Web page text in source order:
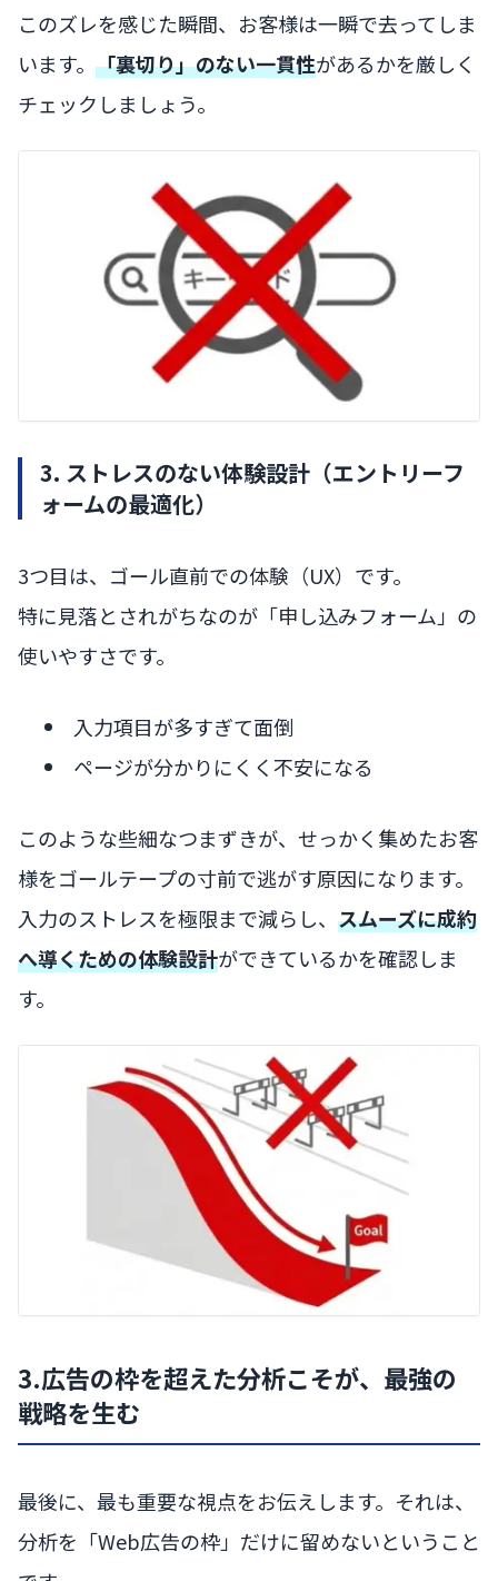
このズレを感じた瞬間、お客様は一瞬で去ってしま
います。 「裏切り」のない一貫性があるかを厳しく
チェックしましょう。
3. ストレスのない体験設計（エントリーフ
ォームの最適化）
3つ目は、ゴール直前での体験（UX）です。
特に見落とされがちなのが「申し込みフォーム」の
使いやすさです。
入力項目が多すぎて面倒
ページが分かりにくく不安になる
このような些細なつまずきが、せっかく集めたお客
様をゴールテープの寸前で逃がす原因になります。
入力のストレスを極限まで減らし、 スムーズに成約
へ導くための体験設計ができているかを確認しま
す。
3.広告の枠を超えた分析こそが、最強の
戦略を生む
最後に、最も重要な視点をお伝えします。それは、
分析を「Web広告の枠」だけに留めないということ